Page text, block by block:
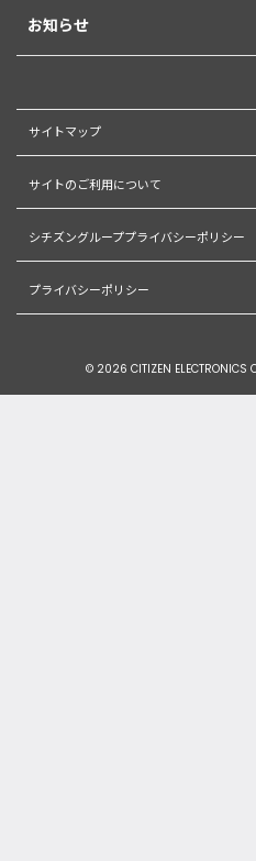
お知らせ
サイトマップ
サイトのご利用について
シチズングループプライバシーポリシー
プライバシーポリシー
© 2026 CITIZEN